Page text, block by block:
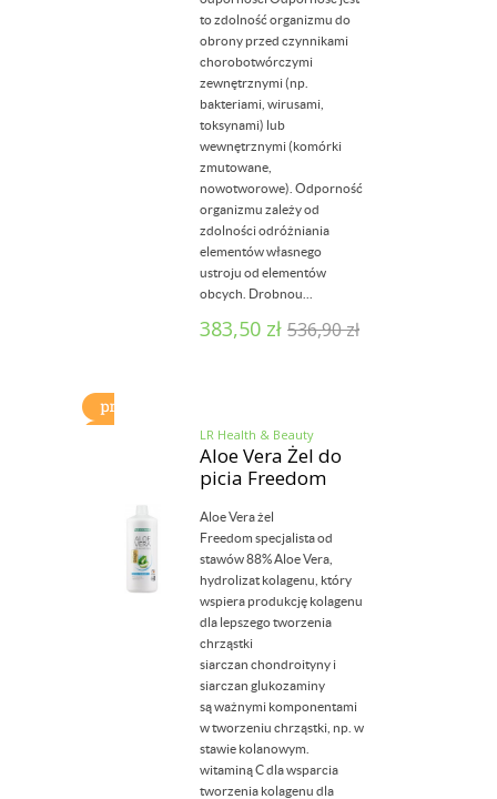
to zdolność organizmu do
obrony przed czynnikami
chorobotwórczymi
zewnętrznymi (np.
bakteriami, wirusami,
toksynami) lub
wewnętrznymi (komórki
zmutowane,
nowotworowe). Odporność
organizmu zależy od
zdolności odróżniania
elementów własnego
ustroju od elementów
obcych. Drobnou...
383,50 zł 536,90zł
LR Health & Beauty
Aloe Vera Żel do
picia Freedom
Aloe Vera żel
Freedom specjalista od
stawów 88% Aloe Vera,
hydrolizat kolagenu, który
wspiera produkcję kolagenu
dla lepszego tworzenia
chrząstki
siarczan chondroityny i
siarczan glukozaminy
są ważnymi komponentami
w tworzeniu chrząstki, np. w
stawie kolanowym.
witaminą C dla wsparcia
tworzenia kolagenu dla